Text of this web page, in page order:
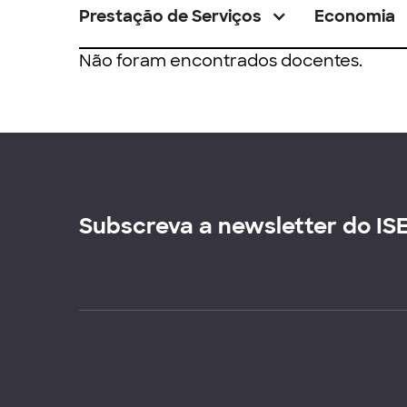
Prestação de Serviços Economia
Não foram encontrados docentes.
Subscreva a newsletter do